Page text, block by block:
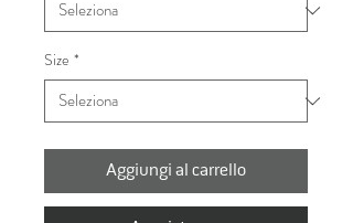
Size *
Aggiungi al carrello